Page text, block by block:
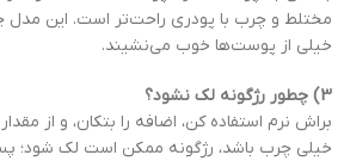
مختلط و چرب با پودری راحت‌تر است. این مدل
خیلی از پوست‌ها خوب می‌نشیند.
3) چطور رژگونه لک نشود؟
براش نرم استفاده کن، اضافه را بتکان، و از
خیلی چرب باشد، رژگونه ممکن است لک شود؛